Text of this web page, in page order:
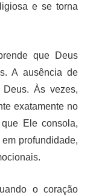
e se torna
que Deus
A ausência de
Às vezes,
exatamente no
Ele consola,
profundidade,
o coração